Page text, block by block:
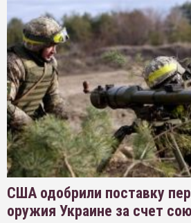
США одобрили поставку
оружия Украине за счет